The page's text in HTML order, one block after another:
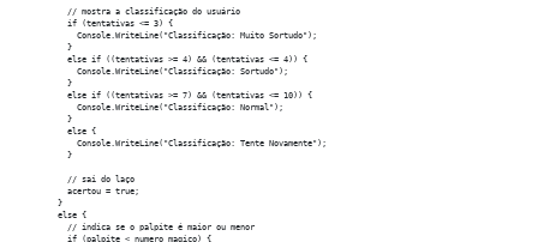
          // mostra a classificação do usuário
          if (tentativas <= 3) {
            Console.WriteLine("Classificação: Muito Sortudo");
          }
          else if ((tentativas >= 4) && (tentativas <= 4)) {
            Console.WriteLine("Classificação: Sortudo");
          }
          else if ((tentativas >= 7) && (tentativas <= 10)) {
            Console.WriteLine("Classificação: Normal");
          }
          else {
            Console.WriteLine("Classificação: Tente Novamente");
          }
          // sai do laço
          acertou = true;
        }
        else {
          // indica se o palpite é maior ou menor
          if (palpite < numero_magico) {